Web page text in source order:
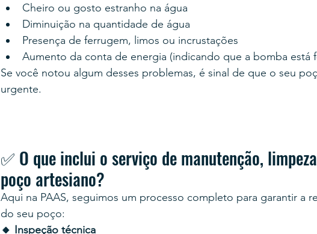
Cheiro ou gosto estranho na água
Diminuição na quantidade de água
Presença de ferrugem, limos ou incrustações
Aumento da conta de energia (indicando que a bomba está
Se você notou algum desses problemas, é sinal de que o seu
urgente.
✅ O que inclui o serviço de manutenção,
poço artesiano?
Aqui na PAAS, seguimos um processo completo para garantir a
do seu poço:
🔸 Inspeção técnica